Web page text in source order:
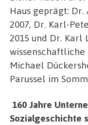
Haus geprägt:
2007, Dr. Karl-
2015 und Dr. Karl
wissenschaftliche
Michael
Parussel im
160 Jahre
Sozialgeschichte